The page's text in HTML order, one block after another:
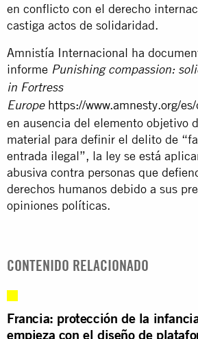
en conflicto con el derecho
castiga actos de solidaridad.
Amnistía Internacional ha
informe Punishing compassion:
in Fortress
Europe https://www.amnesty.org/
en ausencia del elemento objetivo
material para definir el delito de
entrada ilegal”, la ley se está
abusiva contra personas que
derechos humanos debido a sus
opiniones políticas.
CONTENIDO RELACIONADO
Francia: protección de la
empieza con el diseño de